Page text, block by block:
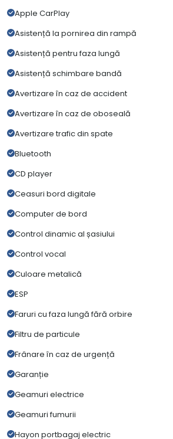
Apple CarPlay
Asistență la pornirea din rampă
Asistență pentru faza lungă
Asistență schimbare bandă
Avertizare în caz de accident
Avertizare în caz de oboseală
Avertizare trafic din spate
Bluetooth
CD player
Ceasuri bord digitale
Computer de bord
Control dinamic al șasiului
Control vocal
Culoare metalică
ESP
Faruri cu faza lungă fără orbire
Filtru de particule
Frânare în caz de urgență
Garanție
Geamuri electrice
Geamuri fumurii
Hayon portbagaj electric